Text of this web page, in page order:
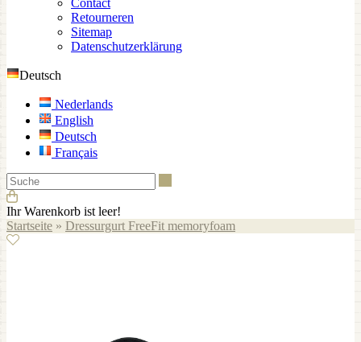
Contact
Retourneren
Sitemap
Datenschutzerklärung
Deutsch
Nederlands
English
Deutsch
Français
Ihr Warenkorb ist leer!
Startseite » Dressurgurt FreeFit memoryfoam